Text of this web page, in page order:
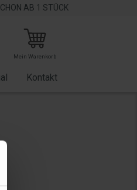
AB 1 STÜCK
Mein Warenkorb
Kontakt